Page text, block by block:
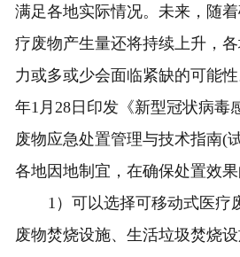
满足各地实际情况。未来，随
疗废物产生量还将持续上升，
力或多或少会面临紧缺的可能
年1月28日印发《新型冠状病毒
废物应急处置管理与技术指南(
各地因地制宜，在确保处置效果
1）可以选择可移动式医疗
废物焚烧设施、生活垃圾焚烧